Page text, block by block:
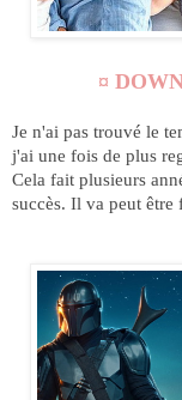
¤
Je n'ai pas trouvé le
j'ai une fois de plus
Cela fait plusieurs
succès. Il va peut